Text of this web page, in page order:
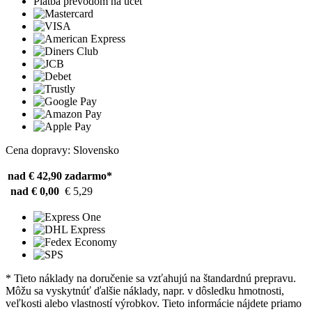
Cena dopravy: Slovensko
nad € 42,90 zadarmo*
nad € 0,00 € 5,29
* Tieto náklady na doručenie sa vzťahujú na štandardnú prepravu.
Môžu sa vyskytnúť ďalšie náklady, napr. v dôsledku hmotnosti,
veľkosti alebo vlastností výrobkov. Tieto informácie nájdete priamo